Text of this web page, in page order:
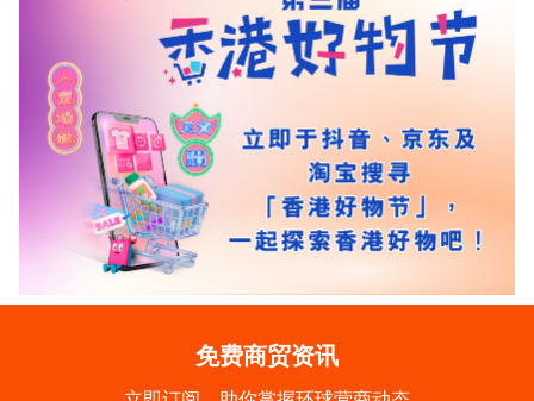
免费商贸资讯